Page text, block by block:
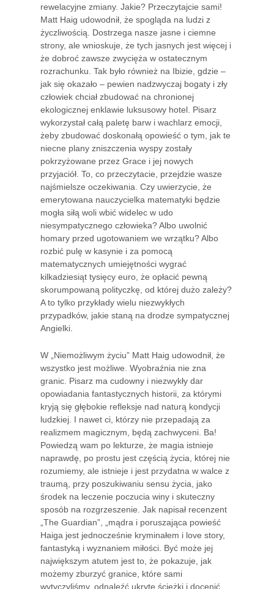
rewelacyjne zmiany. Jakie? Przeczytajcie sami!
Matt Haig udowodnił, że spogląda na ludzi z
życzliwością. Dostrzega nasze jasne i ciemne
strony, ale wnioskuje, że tych jasnych jest więcej i
że dobroć zawsze zwycięża w ostatecznym
rozrachunku. Tak było również na Ibizie, gdzie –
jak się okazało – pewien nadzwyczaj bogaty i zły
człowiek chciał zbudować na chronionej
ekologicznej enklawie luksusowy hotel. Pisarz
wykorzystał całą paletę barw i wachlarz emocji,
żeby zbudować doskonałą opowieść o tym, jak te
niecne plany zniszczenia wyspy zostały
pokrzyżowane przez Grace i jej nowych
przyjaciół. To, co przeczytacie, przejdzie wasze
najśmielsze oczekiwania. Czy uwierzycie, że
emerytowana nauczycielka matematyki będzie
mogła siłą woli wbić widelec w udo
niesympatycznego człowieka? Albo uwolnić
homary przed ugotowaniem we wrzątku? Albo
rozbić pulę w kasynie i za pomocą
matematycznych umiejętności wygrać
kilkadziesiąt tysięcy euro, że opłacić pewną
skorumpowaną polityczkę, od której dużo zależy?
A to tylko przykłady wielu niezwykłych
przypadków, jakie staną na drodze sympatycznej
Angielki.
W „Niemożliwym życiu” Matt Haig udowodnił, że
wszystko jest możliwe. Wyobraźnia nie zna
granic. Pisarz ma cudowny i niezwykły dar
opowiadania fantastycznych historii, za którymi
kryją się głębokie refleksje nad naturą kondycji
ludzkiej. I nawet ci, którzy nie przepadają za
realizmem magicznym, będą zachwyceni. Ba!
Powiedzą wam po lekturze, że magia istnieje
naprawdę, po prostu jest częścią życia, której nie
rozumiemy, ale istnieje i jest przydatna w walce z
traumą, przy poszukiwaniu sensu życia, jako
środek na leczenie poczucia winy i skuteczny
sposób na rozgrzeszenie. Jak napisał recenzent
„The Guardian”, „mądra i poruszająca powieść
Haiga jest jednocześnie kryminałem i love story,
fantastyką i wyznaniem miłości. Być może jej
największym atutem jest to, że pokazuje, jak
możemy zburzyć granice, które sami
wytyczyliśmy, odnaleźć ukryte ścieżki i docenić